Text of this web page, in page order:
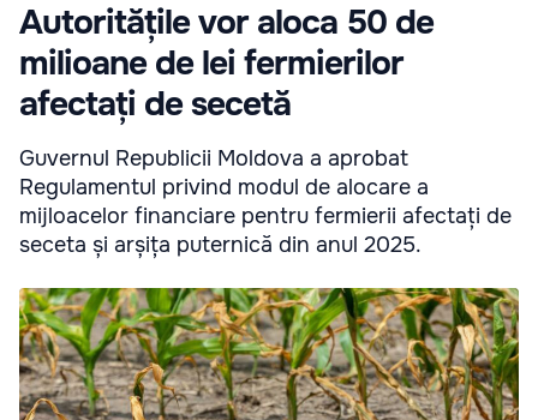
Autoritățile vor aloca 50 de
milioane de lei fermierilor
afectați de secetă
Guvernul Republicii Moldova a aprobat
Regulamentul privind modul de alocare a
mijloacelor financiare pentru fermierii afectați de
seceta și arșița puternică din anul 2025.